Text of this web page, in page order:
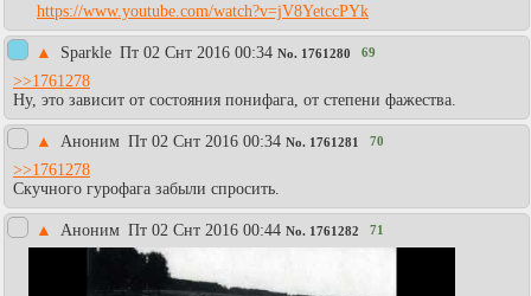
https://www.youtube.com/watch?v=jV8YetccPYk
▲ Sparkle Пт 02 Снт 2016 00:34 No. 1761280 69
>>1761278
Ну, это зависит от состояния понифага, от степени фажества.
▲ Аноним Пт 02 Снт 2016 00:34 No. 1761281 70
>>1761278
Скучного гурофага забыли спросить.
▲ Аноним Пт 02 Снт 2016 00:44 No. 1761282 71